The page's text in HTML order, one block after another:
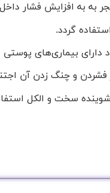
به به افزايش فشار
گردد.
بیماری‌های پوستی
و چنگ زدن آن
سخت و الکل